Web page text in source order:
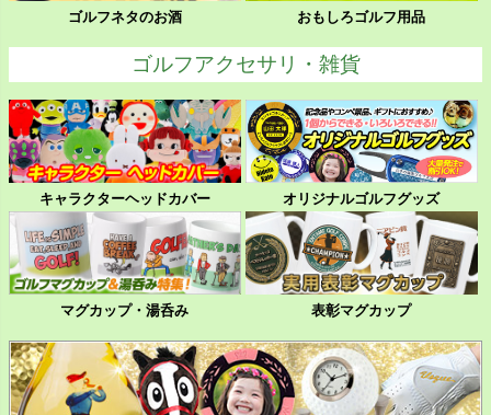
ゴルフネタのお酒 おもしろゴルフ用品
ゴルフアクセサリ・雑貨
キャラクターヘッドカバー オリジナルゴルフグッズ
マグカップ・湯呑み 表彰マグカップ